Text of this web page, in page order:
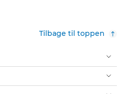
Tilbage til toppen